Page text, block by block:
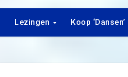
Lezingen Koop ‘Dansen’